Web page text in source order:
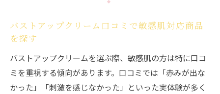
バストアップクリーム口コミで敏感肌対応商品
を探す
バストアップクリームを選ぶ際、敏感肌の方は特に口コ
ミを重視する傾向があります。口コミでは「赤みが出な
かった」「刺激を感じなかった」といった実体験が多く